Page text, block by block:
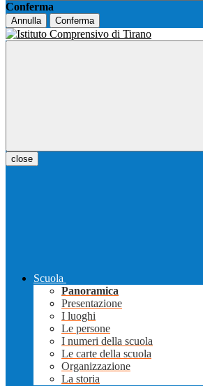
Conferma
Annulla Conferma
close
Scuola
Panoramica
Presentazione
I luoghi
Le persone
I numeri della scuola
Le carte della scuola
Organizzazione
La storia